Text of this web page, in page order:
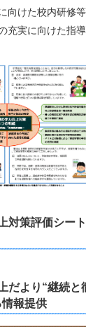
た校内研修等
に向けた指導
対策評価シー
だより“継続と
報提供